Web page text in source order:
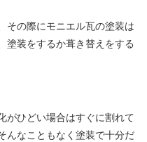
その際にモニエル瓦の塗装は
塗装をするか葺き替えをする
がひどい場合はすぐに割れて
んなこともなく塗装で十分だ